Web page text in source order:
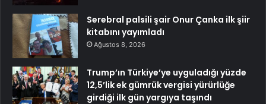
Serebral palsili şair Onur Çanka ilk şiir
kitabını yayımladı
Ağustos 8, 2026
Trump’ın Türkiye’ye uyguladığı yüzde
12,5’lik ek gümrük vergisi yürürlüğe
girdiği ilk gün yargıya taşındı